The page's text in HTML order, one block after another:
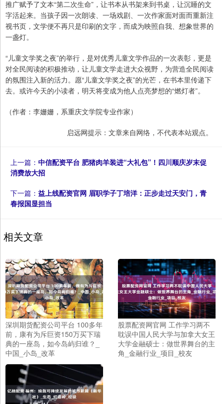
推广赋予了文本“第二次生命”，让书本从书架来到书桌，让沉睡的文
字活起来。当孩子因一次朗读、一场戏剧、一次作家面对面而重新注
视书页，文学便不再只是印刷的文字，而成为映照自我、想象世界的
一盏灯。
“儿童文学奖之夜”的举行，是对优秀儿童文学作品的一次表彰，更是
对全民阅读的积极推动，让儿童文学走进大众视野，为营造全民阅读
的氛围注入新的活力。愿“儿童文学奖之夜”的光芒，在书本里传递下
去。或许今天的小读者，明天将变成为他人点亮梦想的“燃灯者”。
（作者：李姗姗，系重庆文学院专业作家）
启远网提示：文章来自网络，不代表本站观点。
上一篇： 中信配资平台 肥猪肉羊装进“大礼包”！四川顺庆岁末促
消费放大招
下一篇： 益上线配资官网 眉职学子丁培洋：正步走过天安门，青
春报国显担当
相关文章
深圳期货配资公司平台 100多年
前，康有为斥巨资150万买下瑞
典的一座岛，如今岛屿归谁？_
中国_小岛_改革
股票配资网官网 工作学习两不
耽误中国人民大学与加拿大女王
大学金融硕士：做世界舞台的主
角_金融行业_项目_校友